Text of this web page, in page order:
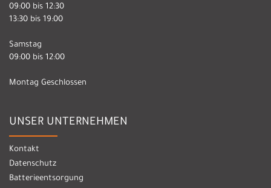
09:00 bis 12:30
13:30 bis 19:00
Samstag
09:00 bis 12:00
Montag Geschlossen
UNSER UNTERNEHMEN
Kontakt
Datenschutz
Batterieentsorgung